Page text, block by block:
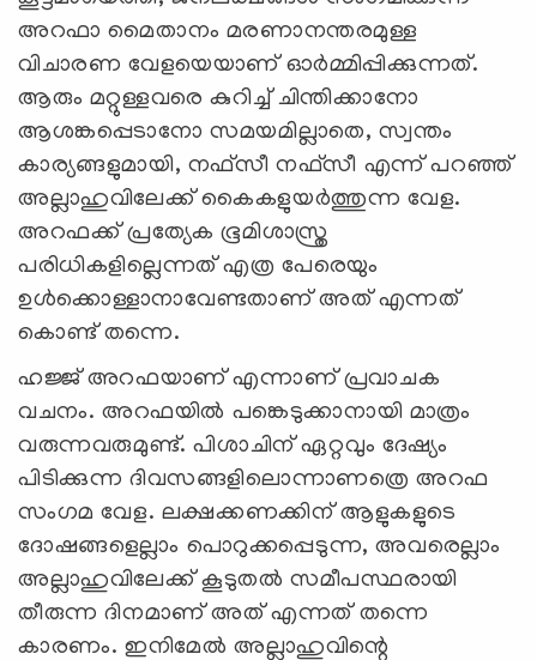
അറഫാ മൈതാനം മരണാനന്തരമുള്ള
വിചാരണ വേളയെയാണ് ഓര്‍മ്മിപ്പിക്കുന്നത്.
ആരും മറ്റുള്ളവരെ കുറിച്ച് ചിന്തിക്കാനോ
ആശങ്കപ്പെടാനോ സമയമില്ലാതെ, സ്വന്തം
കാര്യങ്ങളുമായി, നഫ്സീ നഫ്സീ എന്ന് പറഞ്ഞ്
അല്ലാഹുവിലേക്ക് കൈകളുയര്‍ത്തുന്ന വേള.
അറഫക്ക് പ്രത്യേക ഭൂമിശാസ്ത്ര
പരിധികളില്ലെന്നത് എത്ര പേരെയും
ഉള്‍ക്കൊള്ളാനാവേണ്ടതാണ് അത് എന്നത്
കൊണ്ട് തന്നെ.
ഹജ്ജ് അറഫയാണ് എന്നാണ് പ്രവാചക
വചനം. അറഫയില്‍ പങ്കെടുക്കാനായി മാത്രം
വരുന്നവരുമുണ്ട്. പിശാചിന് ഏറ്റവും ദേഷ്യം
പിടിക്കുന്ന ദിവസങ്ങളിലൊന്നാണത്രെ അറഫ
സംഗമ വേള. ലക്ഷക്കണക്കിന് ആളുകളുടെ
ദോഷങ്ങളെല്ലാം പൊറുക്കപ്പെടുന്ന, അവരെല്ലാം
അല്ലാഹുവിലേക്ക് കൂടുതല്‍ സമീപസ്ഥരായി
തീരുന്ന ദിനമാണ് അത് എന്നത് തന്നെ
കാരണം. ഇനിമേല്‍ അല്ലാഹുവിന്റെ